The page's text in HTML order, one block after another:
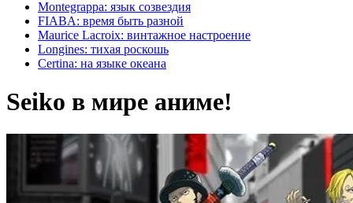
Montegrappa: язык созвездия
FIABA: время быть разной
Maurice Lacroix: винтажное настроение
Longines: тихая роскошь
Certina: на языке океана
Seiko в мире аниме!